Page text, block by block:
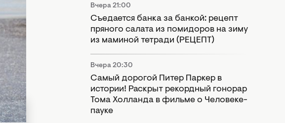
Live
Вчера 21:00
Съедается банка за банкой: рецепт
пряного салата из помидоров на зиму
из маминой тетради (РЕЦЕПТ)
Вчера 20:30
Самый дорогой Питер Паркер в
истории! Раскрыт рекордный гонорар
Тома Холланда в фильме о Человеке-
пауке